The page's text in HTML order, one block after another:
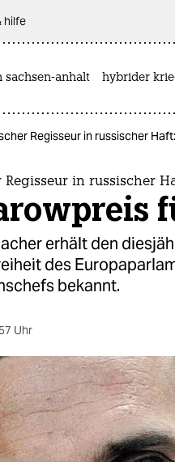
hilfe
sachsen-anhalt hybrider
Regisseur in russischer
Regisseur in russischer
erhält den
des
bekannt.
Uhr